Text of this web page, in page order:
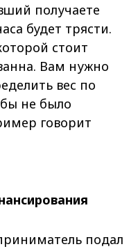
получаете
будет трясти.
стоит
Вам нужно
вес по
не было
говорит
подал